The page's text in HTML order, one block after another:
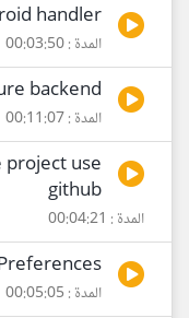
handler
المدة : 00:03:50
backend
المدة : 00:11:07
use
github
المدة : 00:04:21
المدة : 00:05:05